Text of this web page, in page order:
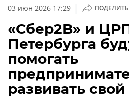
03 июн 2026 17:29 |
«Сбер2B» и
Петербурга
помогать
развивать